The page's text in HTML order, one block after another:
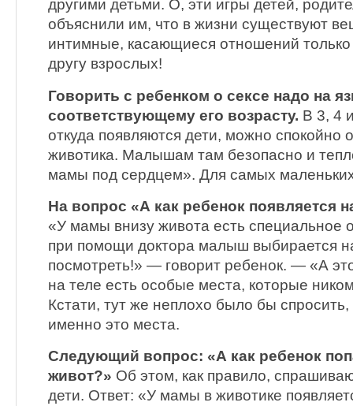
другими детьми. О, эти игры детей,
объяснили им, что в жизни существуют
интимные, касающиеся отношений только
другу взрослых!
Говорить с ребенком о сексе надо на
соответствующему его возрасту. В 3, 4
откуда появляются дети, можно спокойно
животика. Малышам там безопасно и
мамы под сердцем». Для самых маленьких
На вопрос «А как ребенок появляется
«У мамы внизу живота есть специальное
при помощи доктора малыш выбирается
посмотреть!» — говорит ребенок. — «А
на теле есть особые места, которые
Кстати, тут же неплохо было бы спросить,
именно это места.
Следующий вопрос: «А как ребенок
живот?» Об этом, как правило,
дети. Ответ: «У мамы в животике